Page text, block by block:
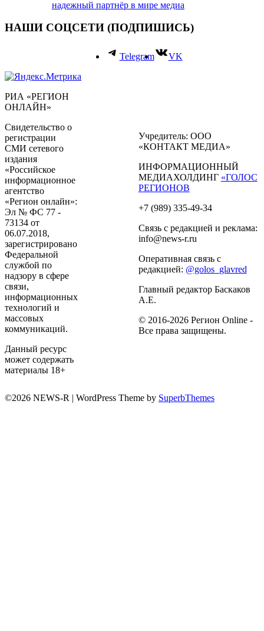
надежный партнёр в мире медиа
НАШИ СОЦСЕТИ (ПОДПИШИСЬ)
Telegram VK
РИА «РЕГИОН
ОНЛАЙН»
Свидетельство о
регистрации
СМИ сетевого
издания
«Российское
информационное
агентство
«Регион онлайн»:
Эл № ФС 77 -
73134 от
06.07.2018,
зарегистрировано
Федеральной
службой по
надзору в сфере
связи,
информационных
технологий и
массовых
коммуникаций.
Данный ресурс
может содержать
материалы 18+
Учредитель: ООО
«КОНТАКТ МЕДИА»
ИНФОРМАЦИОННЫЙ
МЕДИАХОЛДИНГ «ГОЛОС
РЕГИОНОВ
+7 (989) 335-49-34
Связь с редакцией и реклама:
info@news-r.ru
Оперативная связь с
редакцией: @golos_glavred
Главный редактор Баскаков
А.Е.
© 2016-2026 Регион Online -
Все права защищены.
©2026 NEWS-R | WordPress Theme by SuperbThemes